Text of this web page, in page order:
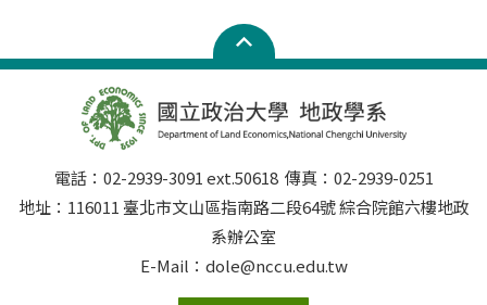
電話：02-2939-3091 ext.50618 傳真：02-2939-0251
地址：116011 臺北市文山區指南路二段64號 綜合院館六樓地政
系辦公室
E-Mail：dole@nccu.edu.tw